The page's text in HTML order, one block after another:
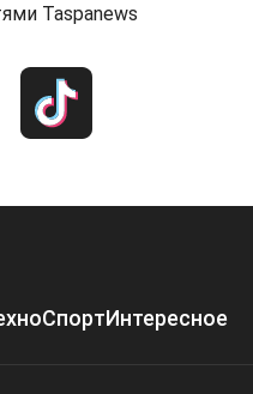
Taspanews
СпортИнтересное